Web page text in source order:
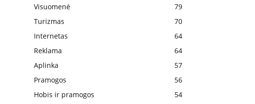
Visuomenė
79
Turizmas
70
Internetas
64
Reklama
64
Aplinka
57
Pramogos
56
Hobis ir pramogos
54